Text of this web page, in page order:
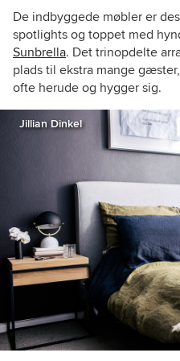
De indbyggede møbler er
spotlights og toppet med
Sunbrella. Det trinopdelte
plads til ekstra mange
ofte herude og hygger sig.
Jillian Dinkel